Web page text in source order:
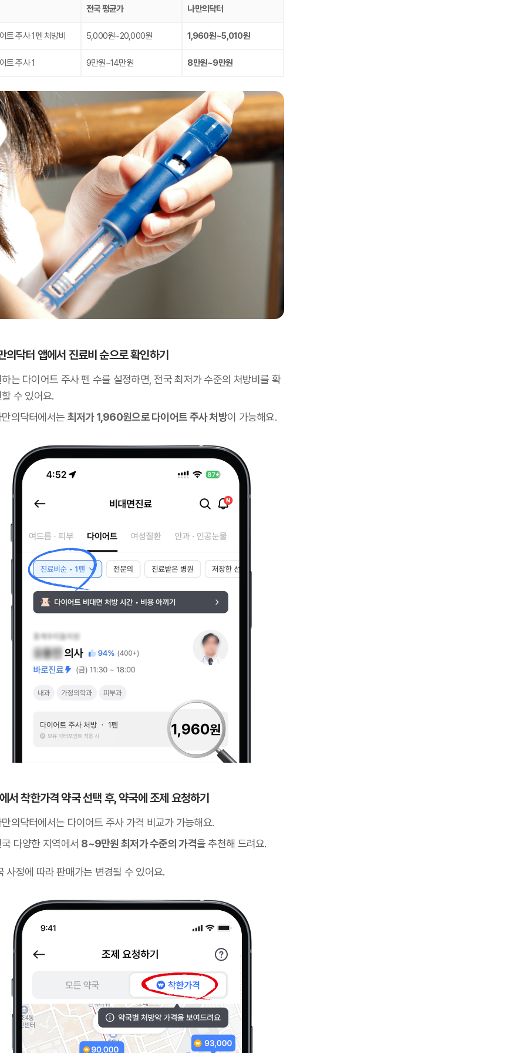
전국 평균가 나만의닥터
트 주사 1펜 처방비 5,000원~20,000원 1,960원~5,010원
트 주사 1 9만원~14만원 8만원~9만원
의닥터 앱에서 진료비 순으로 확인하기
는 다이어트 주사 펜 수를 설정하면, 전국 최저가 수준의 처방비를 확
수 있어요.
의닥터에서는 최저가 1,960원으로 다이어트 주사 처방이 가능해요.
서 착한가격 약국 선택 후, 약국에 조제 요청하기
의닥터에서는 다이어트 주사 가격 비교가 가능해요.
다양한 지역에서 8~9만원 최저가 수준의 가격을 추천해 드려요.
사정에 따라 판매가는 변경될 수 있어요.